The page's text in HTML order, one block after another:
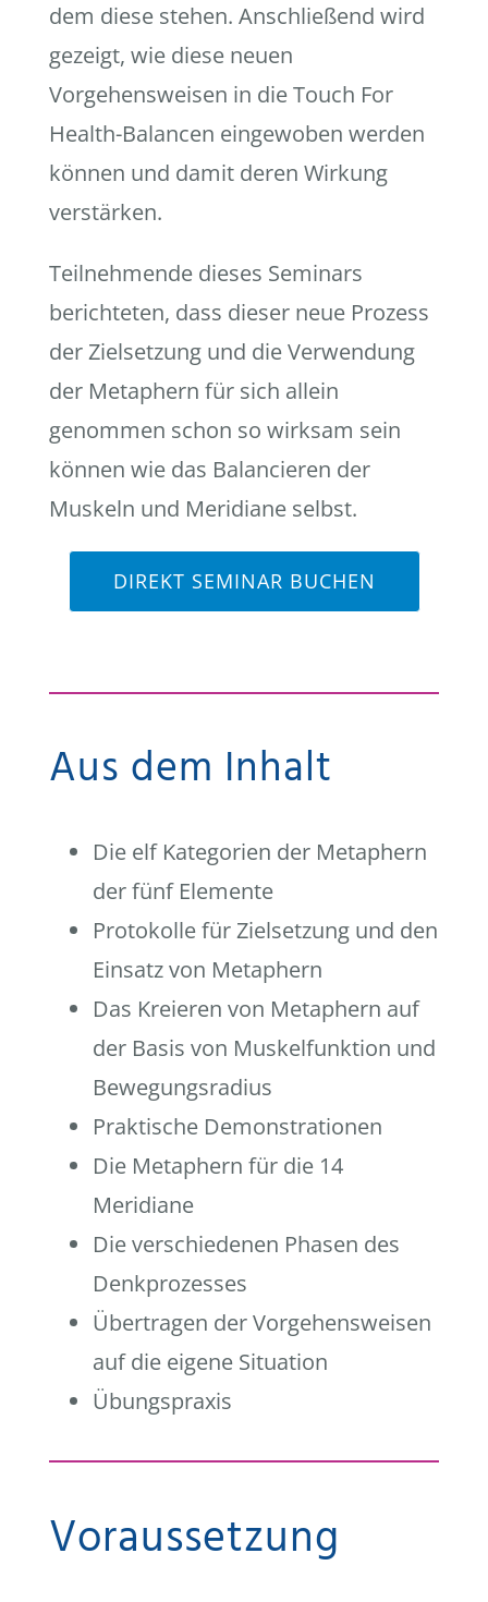
dem diese stehen. Anschließend wird
gezeigt, wie diese neuen
Vorgehensweisen in die Touch For
Health-Balancen eingewoben werden
können und damit deren Wirkung
verstärken.
Teilnehmende dieses Seminars
berichteten, dass dieser neue Prozess
der Zielsetzung und die Verwendung
der Metaphern für sich allein
genommen schon so wirksam sein
können wie das Balancieren der
Muskeln und Meridiane selbst.
DIREKT SEMINAR BUCHEN
Aus dem Inhalt
Die elf Kategorien der Metaphern
der fünf Elemente
Protokolle für Zielsetzung und den
Einsatz von Metaphern
Das Kreieren von Metaphern auf
der Basis von Muskelfunktion und
Bewegungsradius
Praktische Demonstrationen
Die Metaphern für die 14
Meridiane
Die verschiedenen Phasen des
Denkprozesses
Übertragen der Vorgehensweisen
auf die eigene Situation
Übungspraxis
Voraussetzung